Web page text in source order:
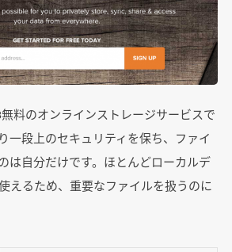
料のオンラインストレージサービスで
一段上のセキュリティを保ち、ファイ
は自分だけです。ほとんどローカルデ
えるため、重要なファイルを扱うのに